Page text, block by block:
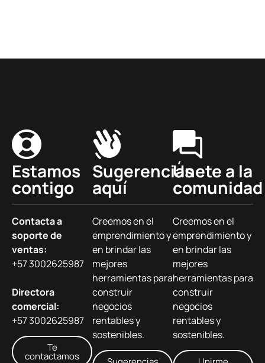
Estamos
contigo
Contacta a
soporte de
ventas:
+57 3002625987
Directora
comercial:
+57 3002625987
Te
contactamos
Sugerencias
aquí
Creemos en el
emprendimiento y
en brindar las
mejores
herramientas para
construir
negocios
rentables y
sostenibles.
Únete a la
comunidad
Creemos en el
emprendimiento y
en brindar las
mejores
herramientas para
construir
negocios
rentables y
sostenibles.